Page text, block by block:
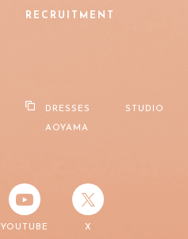
YOUTUBE X
RECRUITMENT
DRESSES STUDIO
AOYAMA